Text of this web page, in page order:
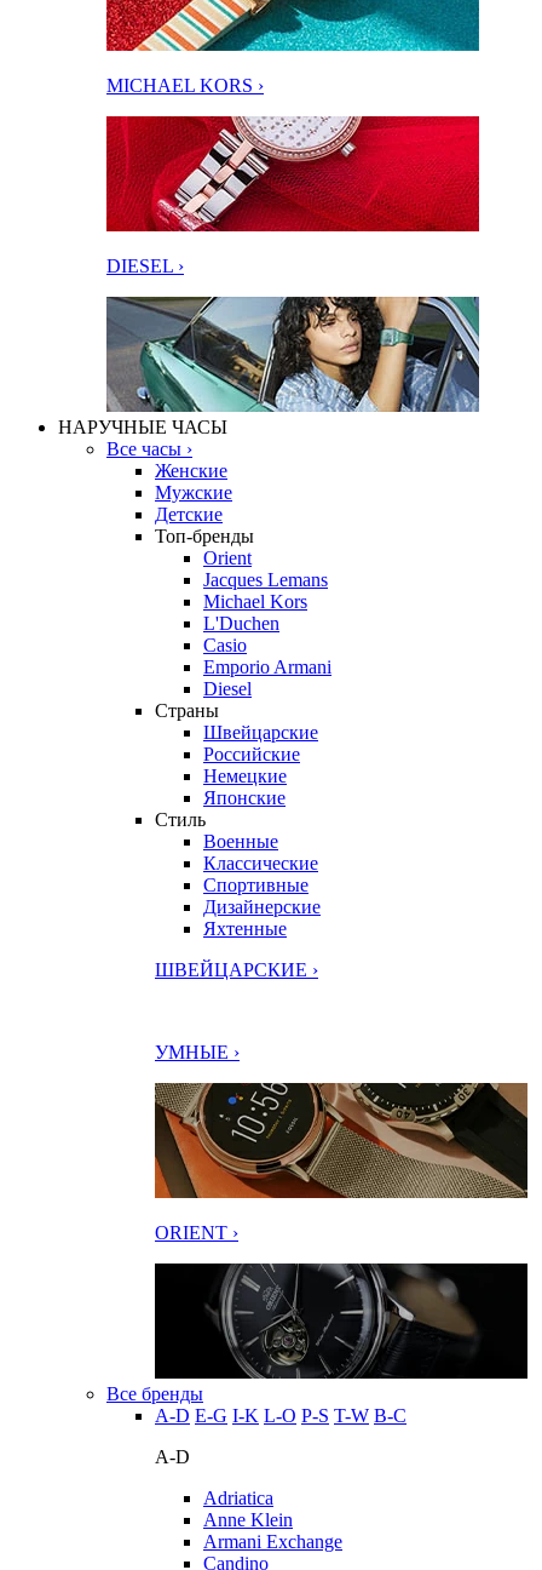
MICHAEL KORS ›
DIESEL ›
НАРУЧНЫЕ ЧАСЫ
Все часы ›
Женские
Мужские
Детские
Топ-бренды
Orient
Jacques Lemans
Michael Kors
L'Duchen
Casio
Emporio Armani
Diesel
Страны
Швейцарские
Российские
Немецкие
Японские
Стиль
Военные
Классические
Спортивные
Дизайнерские
Яхтенные
ШВЕЙЦАРСКИЕ ›
УМНЫЕ ›
ORIENT ›
Все бренды
A-D E-G I-K L-O P-S T-W В-С
A-D
Adriatica
Anne Klein
Armani Exchange
Candino